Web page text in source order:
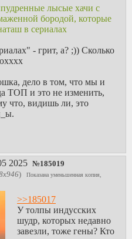
лысые хачи с
бородой, которые
в сериалах
- грит, а? ;)) Сколько
дело в том, что мы и
ТОП и это не изменить,
что, видишь ли, это
2025 №185019
)
Показана уменьшенная копия,
>>185017
У толпы индусских
шудр, которых недавно
завезли, тоже гены? Кто